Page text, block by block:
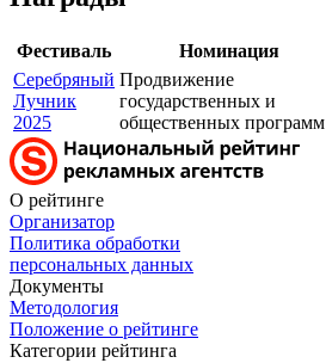
Фестиваль Номинация
Серебряный
Лучник
2025
Продвижение
государственных и
общественных программ
О рейтинге
Организатор
Политика обработки
персональных данных
Документы
Методология
Положение о рейтинге
Категории рейтинга